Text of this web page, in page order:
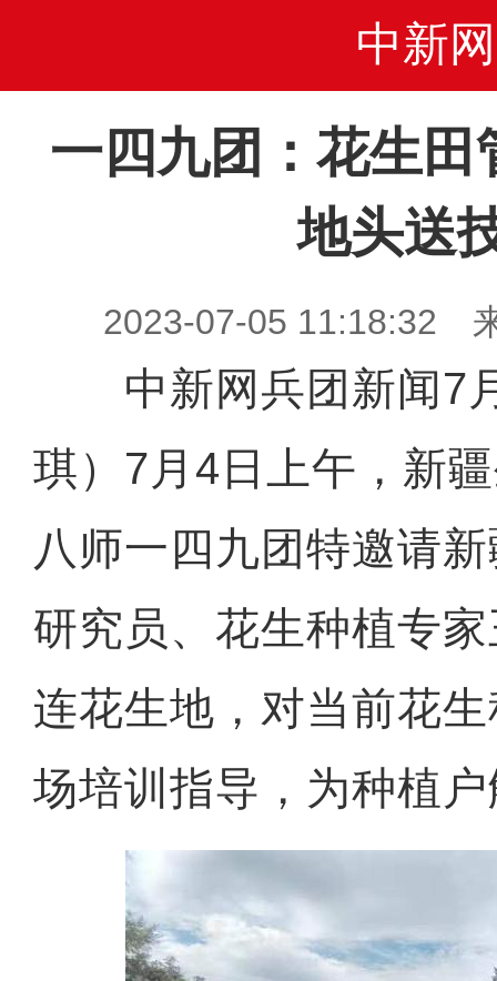
中新网
一四九团：花生田
地头送
2023-07-05 11:18:32
中新网兵团新闻7
琪）7月4日上午，新
八师一四九团特邀请
研究员、花生种植专
连花生地，对当前花
场培训指导，为种植